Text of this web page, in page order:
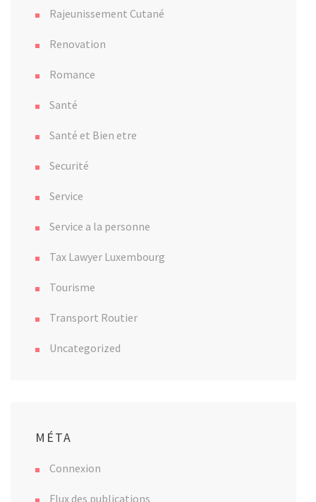
Rajeunissement Cutané
Renovation
Romance
Santé
Santé et Bien etre
Securité
Service
Service a la personne
Tax Lawyer Luxembourg
Tourisme
Transport Routier
Uncategorized
MÉTA
Connexion
Flux des publications